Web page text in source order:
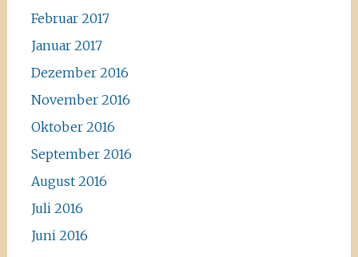
Februar 2017
Januar 2017
Dezember 2016
November 2016
Oktober 2016
September 2016
August 2016
Juli 2016
Juni 2016